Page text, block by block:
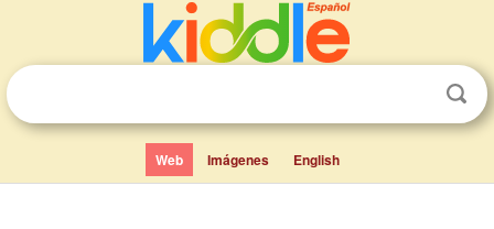
Web Imágenes English